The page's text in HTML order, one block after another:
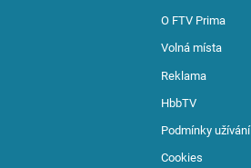
O FTV Prima
Volná místa
Reklama
HbbTV
Podmínky užívání
Cookies